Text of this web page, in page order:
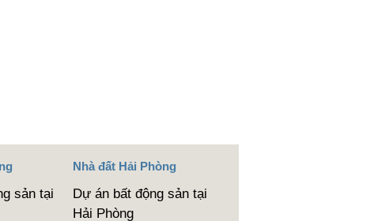
sản tại
Nhà đất Hải Phòng
Dự án bất động sản tại
Hải Phòng